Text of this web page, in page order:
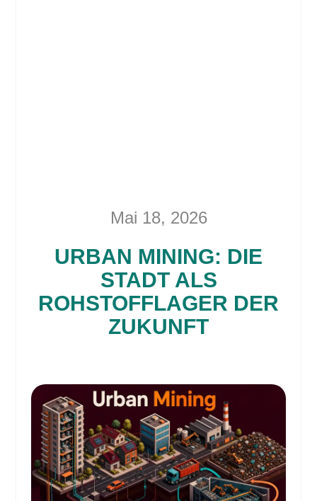
Mai 18, 2026
URBAN MINING: DIE
STADT ALS
ROHSTOFFLAGER DER
ZUKUNFT